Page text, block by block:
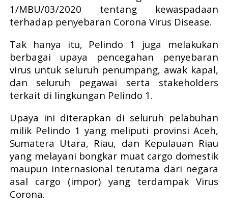
1/MBU/03/2020 tentang kewaspadaan
terhadap penyebaran Corona Virus Disease.
Tak hanya itu, Pelindo 1 juga melakukan
berbagai upaya pencegahan penyebaran
virus untuk seluruh penumpang, awak kapal,
dan seluruh pegawai serta stakeholders
terkait di lingkungan Pelindo 1.
Upaya ini diterapkan di seluruh pelabuhan
milik Pelindo 1 yang meliputi provinsi Aceh,
Sumatera Utara, Riau, dan Kepulauan Riau
yang melayani bongkar muat cargo domestik
maupun internasional terutama dari negara
asal cargo (impor) yang terdampak Virus
Corona.